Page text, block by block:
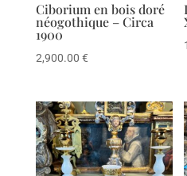
Ciborium en bois doré
néogothique – Circa
1900
2,900.00 €